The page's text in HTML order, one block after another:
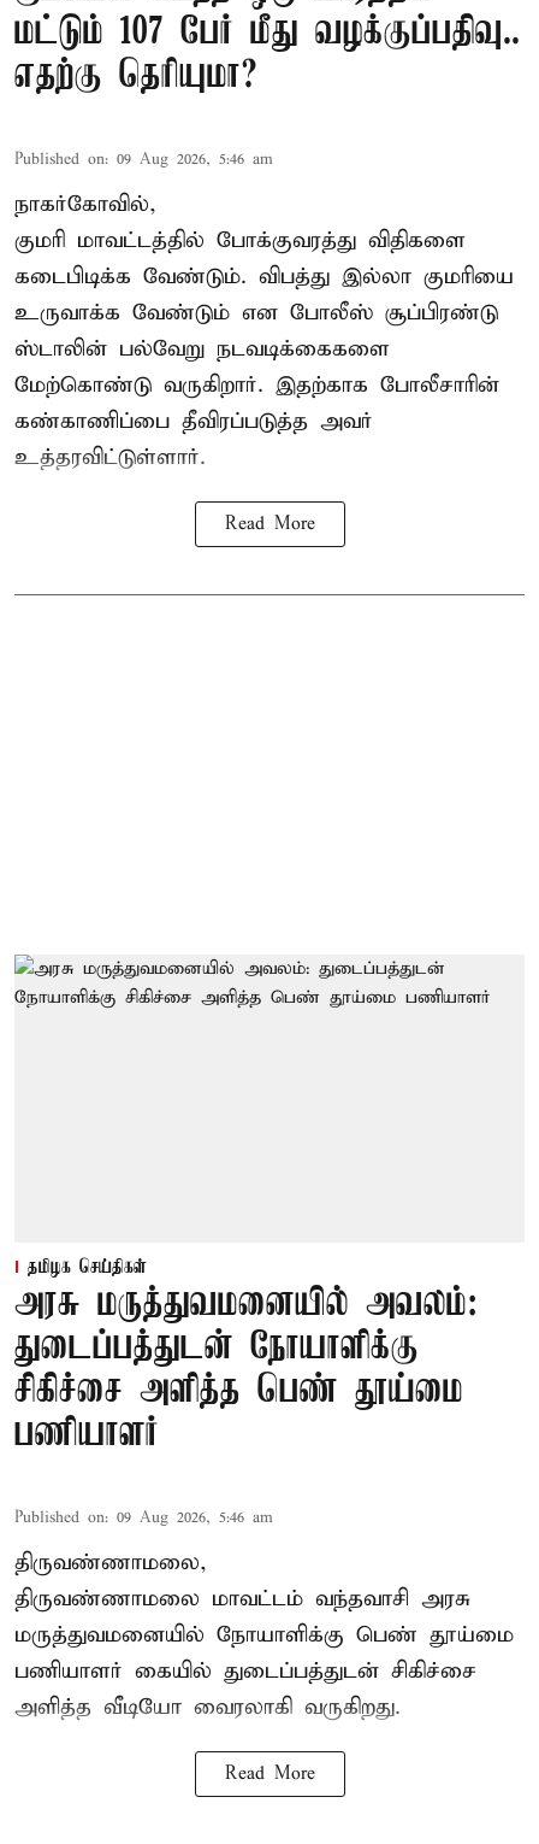
மட்டும் 107 பேர் மீது வழக்குப்பதிவு..
எதற்கு தெரியுமா?
Published on: 09 Aug 2026, 5:46 am
நாகர்கோவில்,
குமரி மாவட்டத்தில் போக்குவரத்து விதிகளை
கடைபிடிக்க வேண்டும். விபத்து இல்லா குமரியை
உருவாக்க வேண்டும் என போலீஸ் சூப்பிரண்டு
ஸ்டாலின் பல்வேறு நடவடிக்கைகளை
மேற்கொண்டு வருகிறார். இதற்காக போலீசாரின்
கண்காணிப்பை தீவிரப்படுத்த அவர்
உத்தரவிட்டுள்ளார்.
Read More
தமிழக செய்திகள்
அரசு மருத்துவமனையில் அவலம்:
துடைப்பத்துடன் நோயாளிக்கு
சிகிச்சை அளித்த பெண் தூய்மை
பணியாளர்
Published on: 09 Aug 2026, 5:46 am
திருவண்ணாமலை,
திருவண்ணாமலை மாவட்டம் வந்தவாசி அரசு
மருத்துவமனையில் நோயாளிக்கு பெண் தூய்மை
பணியாளர் கையில் துடைப்பத்துடன் சிகிச்சை
அளித்த வீடியோ வைரலாகி வருகிறது.
Read More